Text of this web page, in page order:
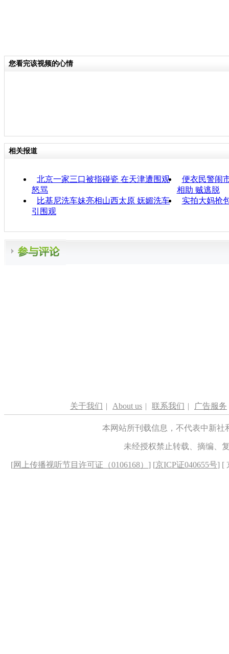
您看完该视频的心情
相关报道
北京一家三口被指碰瓷 在天津遭围观
怒骂
便衣民警闹
相助 贼逃脱
比基尼洗车妹亮相山西太原 妩媚洗车
引围观
实拍大妈抢
关于我们 | About us | 联系我们 | 广告服务
本网站所刊载信息，不代表中新
未经授权禁止转载、摘编、
[网上传播视听节目许可证（0106168） ] [京ICP证040655号] [